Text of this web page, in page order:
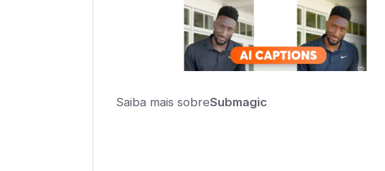
Saiba mais sobreSubmagic